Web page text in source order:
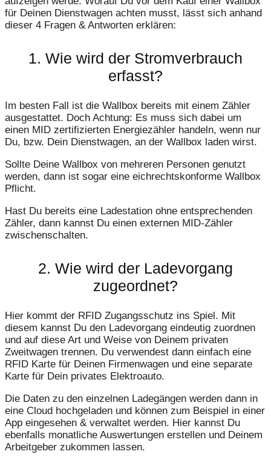
für Deinen Dienstwagen achten musst, lässt sich anhand
dieser 4 Fragen & Antworten erklären:
1. Wie wird der Stromverbrauch
erfasst?
Im besten Fall ist die Wallbox bereits mit einem Zähler
ausgestattet. Doch Achtung: Es muss sich dabei um
einen MID zertifizierten Energiezähler handeln, wenn nur
Du, bzw. Dein Dienstwagen, an der Wallbox laden wirst.
Sollte Deine Wallbox von mehreren Personen genutzt
werden, dann ist sogar eine eichrechtskonforme Wallbox
Pflicht.
Hast Du bereits eine Ladestation ohne entsprechenden
Zähler, dann kannst Du einen externen MID-Zähler
zwischenschalten.
2. Wie wird der Ladevorgang
zugeordnet?
Hier kommt der RFID Zugangsschutz ins Spiel. Mit
diesem kannst Du den Ladevorgang eindeutig zuordnen
und auf diese Art und Weise von Deinem privaten
Zweitwagen trennen. Du verwendest dann einfach eine
RFID Karte für Deinen Firmenwagen und eine separate
Karte für Dein privates Elektroauto.
Die Daten zu den einzelnen Ladegängen werden dann in
eine Cloud hochgeladen und können zum Beispiel in einer
App eingesehen & verwaltet werden. Hier kannst Du
ebenfalls monatliche Auswertungen erstellen und Deinem
Arbeitgeber zukommen lassen.